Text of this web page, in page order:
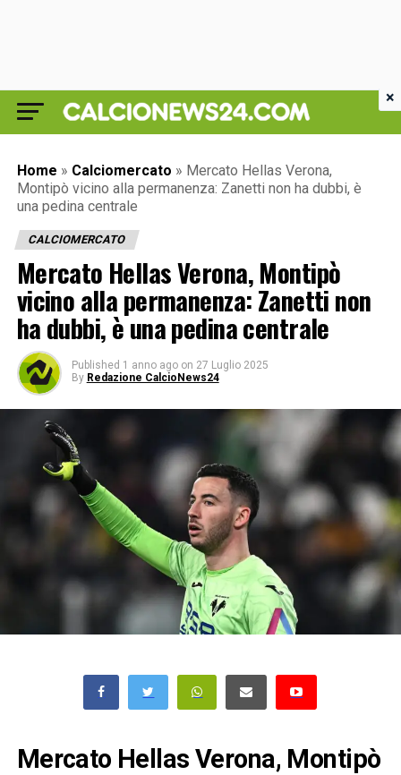
Home » Calciomercato » Mercato Hellas Verona,
Montipò vicino alla permanenza: Zanetti non ha dubbi, è
una pedina centrale
CALCIOMERCATO
Mercato Hellas Verona, Montipò
vicino alla permanenza: Zanetti non
ha dubbi, è una pedina centrale
Published 1 anno ago on 27 Luglio 2025
By Redazione CalcioNews24
Mercato Hellas Verona, Montipò
×